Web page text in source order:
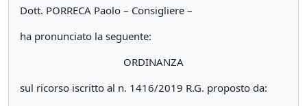
Dott. PORRECA Paolo – Consigliere –
ha pronunciato la seguente:
ORDINANZA
sul ricorso iscritto al n. 1416/2019 R.G. proposto da: